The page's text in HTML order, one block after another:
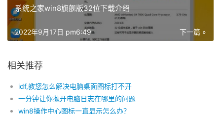
系统之家win8旗舰版32位下载介绍
下一篇 »
2022年9月17日 pm6:49
相关推荐
idf,教您怎么解决电脑桌面图标打不开
一分钟让你抛开电脑日志在哪里的问题
win8操作中心图标一直显示怎么办？